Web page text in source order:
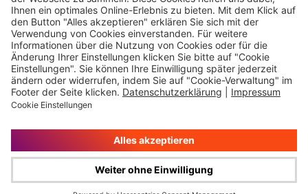
Immer auf dem
Laufenden
Hauptversammlung
Finanzkalender
Ihr direkter Weg zu
uns
Kontakt